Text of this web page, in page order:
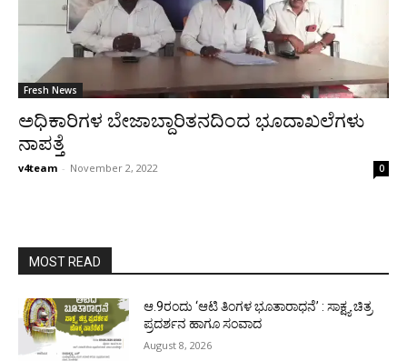
Fresh News
ಅಧಿಕಾರಿಗಳ ಬೇಜಾಬ್ದಾರಿತನದಿಂದ ಭೂದಾಖಲೆಗಳು
ನಾಪತ್ತೆ
v4team - November 2, 2022 0
MOST READ
ಆ.9ರಂದು ‘ಆಟಿ ತಿಂಗಳ ಭೂತಾರಾಧನೆ’ : ಸಾಕ್ಷ್ಯ ಚಿತ್ರ
ಪ್ರದರ್ಶನ ಹಾಗೂ ಸಂವಾದ
August 8, 2026